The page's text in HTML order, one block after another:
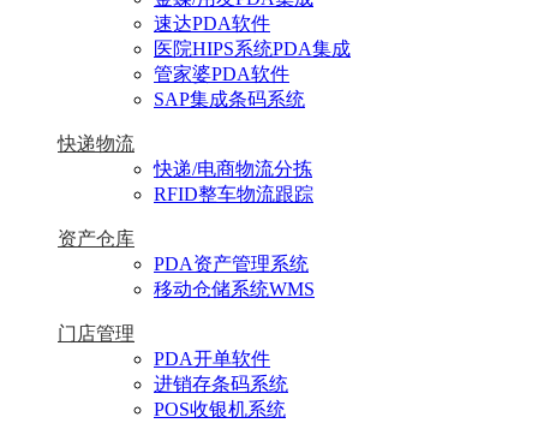
速达PDA软件
医院HIPS系统PDA集成
管家婆PDA软件
SAP集成条码系统
快递物流
快递/电商物流分拣
RFID整车物流跟踪
资产仓库
PDA资产管理系统
移动仓储系统WMS
门店管理
PDA开单软件
进销存条码系统
POS收银机系统